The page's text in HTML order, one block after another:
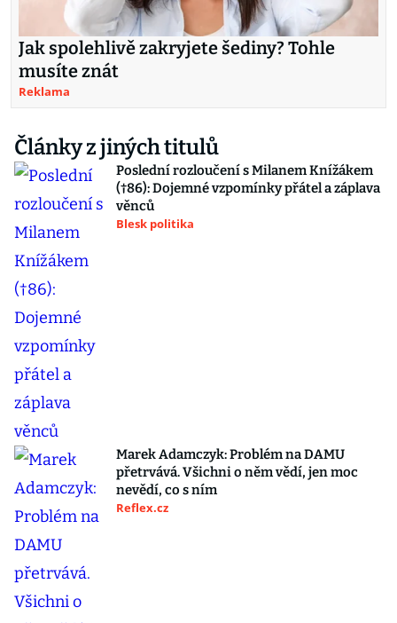
Jak spolehlivě zakryjete šediny? Tohle
musíte znát
Reklama
Články z jiných titulů
Poslední rozloučení s Milanem Knížákem
(†86): Dojemné vzpomínky přátel a záplava
věnců
Blesk politika
Marek Adamczyk: Problém na DAMU
přetrvává. Všichni o něm vědí, jen moc
nevědí, co s ním
Reflex.cz